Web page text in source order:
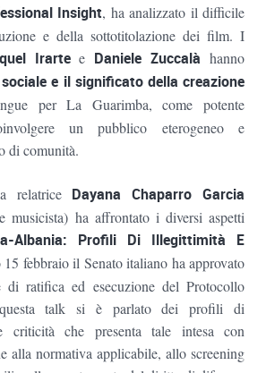
Insight, ha analizzato il difficile
e della sottotitolazione dei film. I
Irartee Daniele Zuccalàhanno
e il significato della creazione
per La Guarimba, come potente
un pubblico eterogeneo e
di comunità.
relatrice Dayana Chaparro Garcia
musicista) ha affrontato i diversi aspetti
Albania: Profili Di Illegittimità E
febbraio il Senato italiano ha approvato
ratifica ed esecuzione del Protocollo
talk si è parlato dei profili di
criticità che presenta tale intesa con
alla normativa applicabile, allo screening